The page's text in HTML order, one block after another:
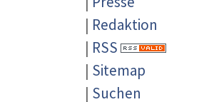
| Redaktion
| RSS
| Sitemap
| Suchen